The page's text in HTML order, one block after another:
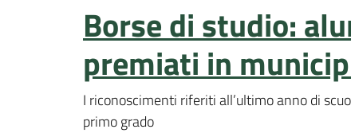
Borse di studio:
premiati in
I riconoscimenti riferiti all’ultimo anno di
primo grado